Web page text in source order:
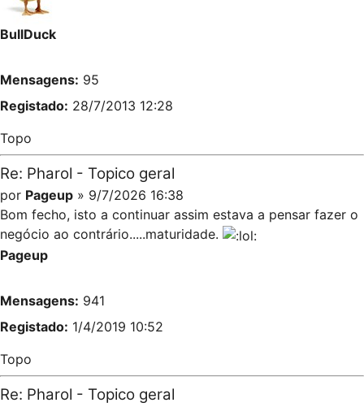
BullDuck
Mensagens: 95
Registado: 28/7/2013 12:28
Topo
Re: Pharol - Topico geral
por Pageup » 9/7/2026 16:38
Bom fecho, isto a continuar assim estava a pensar fazer o
negócio ao contrário.....maturidade.
Pageup
Mensagens: 941
Registado: 1/4/2019 10:52
Topo
Re: Pharol - Topico geral